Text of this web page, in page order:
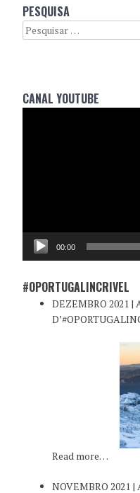
PESQUISA
Search
CANAL YOUTUBE
00:00
#OPORTUGALINCRIVEL
DEZEMBRO 2021 |
Read more…
NOVEMBRO 2021 |